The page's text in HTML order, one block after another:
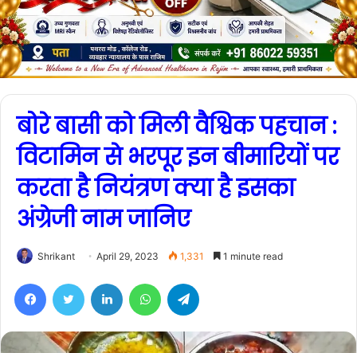
बोरे बासी को मिली वैश्विक पहचान :
विटामिन से भरपूर इन बीमारियों पर
करता है नियंत्रण क्या है इसका
अंग्रेजी नाम जानिए
Shrikant April 29, 2023 1,331 1 minute read